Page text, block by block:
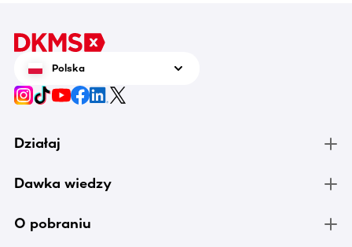
Polska
Działaj
Dawka wiedzy
O pobraniu